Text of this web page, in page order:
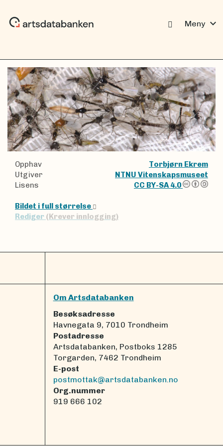
Meny expand_more
Opphav
Torbjørn Ekrem
Utgiver
NTNU Vitenskapsmuseet
Lisens
CC BY-SA 4.0
Bildet i full størrelse
Rediger (Krever innlogging)
Om Artsdatabanken
Besøksadresse
Havnegata 9, 7010 Trondheim
Postadresse
Artsdatabanken, Postboks 1285
Torgarden, 7462 Trondheim
E-post
postmottak@artsdatabanken.no
Org.nummer
919 666 102